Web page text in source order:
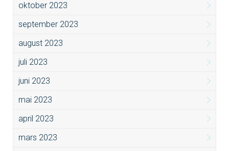
oktober 2023
september 2023
august 2023
juli 2023
juni 2023
mai 2023
april 2023
mars 2023